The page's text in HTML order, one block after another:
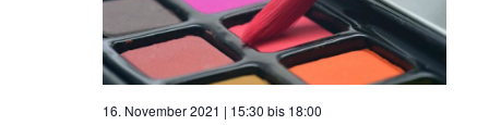
16. November 2021 | 15:30 bis 18:00